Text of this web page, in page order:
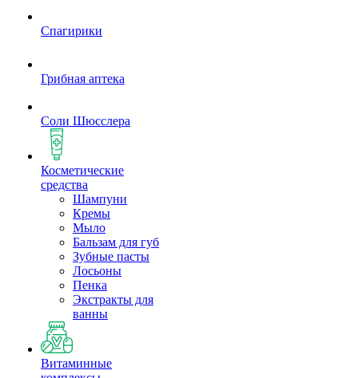
Спагирики
Грибная аптека
Соли Шюсслера
Косметические
средства
Шампуни
Кремы
Мыло
Бальзам для губ
Зубные пасты
Лосьоны
Пенка
Экстракты для
ванны
Витаминные